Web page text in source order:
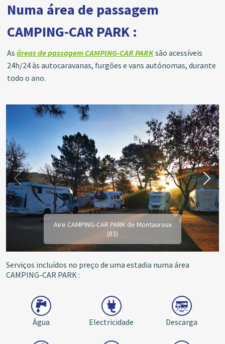
Numa área de passagem
CAMPING-CAR PARK :
As áreas de passagem CAMPING-CAR PARKsão acessíveis
24h/24 às autocaravanas, furgões e vans autónomas, durante
todo o ano.
Serviços incluídos no preço de uma estadia numa área
CAMPING-CAR PARK :
Descarga
Água Electricidade
Aire CAMPING-CAR PARK de Montauroux
(83)